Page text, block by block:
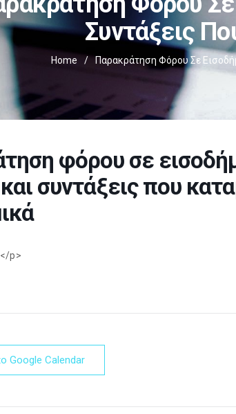
Συντάξεις
Home / Παρακράτηση Φόρου Σε
φόρου σε
συντάξεις που
p>
Google Calendar